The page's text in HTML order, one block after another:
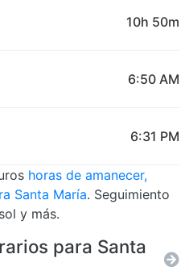
10h 50m
6:50 AM
6:31 PM
horas de amanecer,
Santa María. Seguimiento
y más.
para Santa